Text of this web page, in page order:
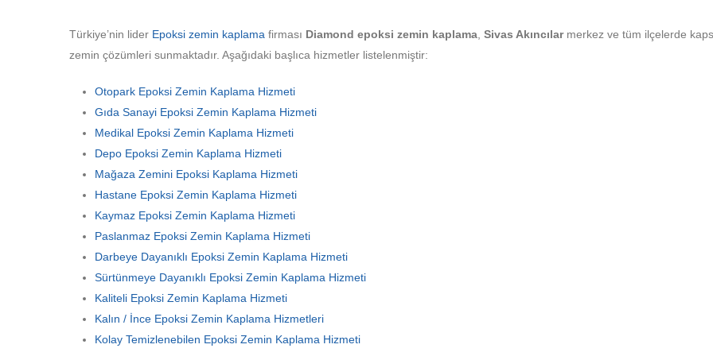
Türkiye’nin lider Epoksi zemin kaplama firması Diamond epoksi zemin kaplama Sivas Akıncılarmerkez ve tüm ilçelerde
zemin çözümleri sunmaktadır. Aşağıdaki başlıca hizmetler listelenmiştir:
Otopark Epoksi Zemin Kaplama Hizmeti
Gıda Sanayi Epoksi Zemin Kaplama Hizmeti
Medikal Epoksi Zemin Kaplama Hizmeti
Depo Epoksi Zemin Kaplama Hizmeti
Mağaza Zemini Epoksi Kaplama Hizmeti
Hastane Epoksi Zemin Kaplama Hizmeti
Kaymaz Epoksi Zemin Kaplama Hizmeti
Paslanmaz Epoksi Zemin Kaplama Hizmeti
Darbeye Dayanıklı Epoksi Zemin Kaplama Hizmeti
Sürtünmeye Dayanıklı Epoksi Zemin Kaplama Hizmeti
Kaliteli Epoksi Zemin Kaplama Hizmeti
Kalın / İnce Epoksi Zemin Kaplama Hizmetleri
Kolay Temizlenebilen Epoksi Zemin Kaplama Hizmeti